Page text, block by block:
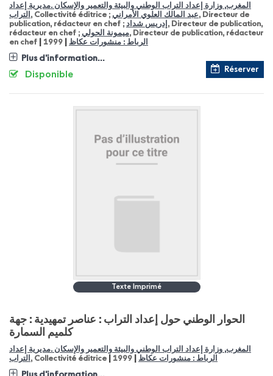
المغرب, وزارة إعداد التراب الوطني والبيئة والتعمير والإسكان .مديرية إعداد
التراب , Collectivité éditrice ; عبد المالك العلوي الأمراني, Directeur de
publication, rédacteur en chef ; إدريس شداد , Directeur de publication,
rédacteur en chef ; ميمونة الحولي, Directeur de publication, rédacteur
en chef
الرباط : منشورات عكاظ 1999
Plus d'information...
Réserver
Disponible
Texte Imprimé
الحوار الوطني حول إعداد التراب : عناصر تمهيدية : جهة
كلميم السمارة
المغرب, وزارة إعداد التراب الوطني والبيئة والتعمير والإسكان .مديرية إعداد
التراب , Collectivité éditrice الرباط : منشورات عكاظ 1999